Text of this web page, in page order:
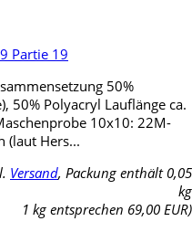
Partie 19
50%
50% Polyacryl Lauflänge ca.
10x10: 22M-
(laut Hers...
Versand, Packung enthält 0,05
kg
1 kg entsprechen 69,00 EUR)